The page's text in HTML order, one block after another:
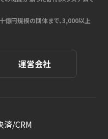
億円規模の団体まで、3,000以上
運営会社
済/CRM